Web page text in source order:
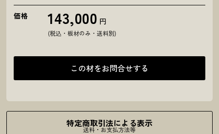
価格 143,000 円
(税込・板材のみ・送料別)
この材をお問合せする
特定商取引法による表示
送料・お支払方法等